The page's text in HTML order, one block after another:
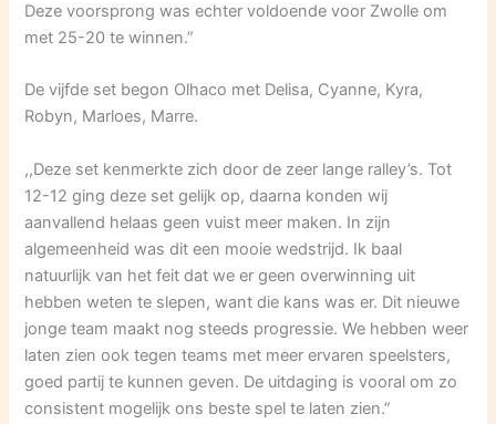
Deze voorsprong was echter voldoende voor Zwolle om
met 25-20 te winnen.”
De vijfde set begon Olhaco met Delisa, Cyanne, Kyra,
Robyn, Marloes, Marre.
,,Deze set kenmerkte zich door de zeer lange ralley’s. Tot
12-12 ging deze set gelijk op, daarna konden wij
aanvallend helaas geen vuist meer maken. In zijn
algemeenheid was dit een mooie wedstrijd. Ik baal
natuurlijk van het feit dat we er geen overwinning uit
hebben weten te slepen, want die kans was er. Dit nieuwe
jonge team maakt nog steeds progressie. We hebben weer
laten zien ook tegen teams met meer ervaren speelsters,
goed partij te kunnen geven. De uitdaging is vooral om zo
consistent mogelijk ons beste spel te laten zien.”